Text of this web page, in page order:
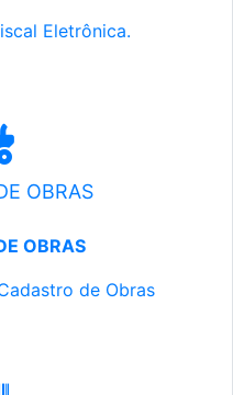
Eletrônica.
OBRAS
OBRAS
de Obras